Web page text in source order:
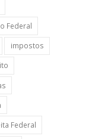
Federal
impostos
Federal